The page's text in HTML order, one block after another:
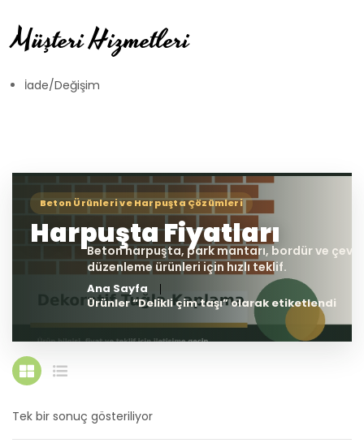
Müşteri Hizmetleri
İade/Değişim
Ana Sayfa
Ürünler “Delikli çim taşı” olarak etiketlendi
Tek bir sonuç gösteriliyor